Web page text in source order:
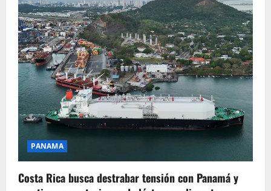
PANAMA
Costa Rica busca destrabar tensión con Panamá y